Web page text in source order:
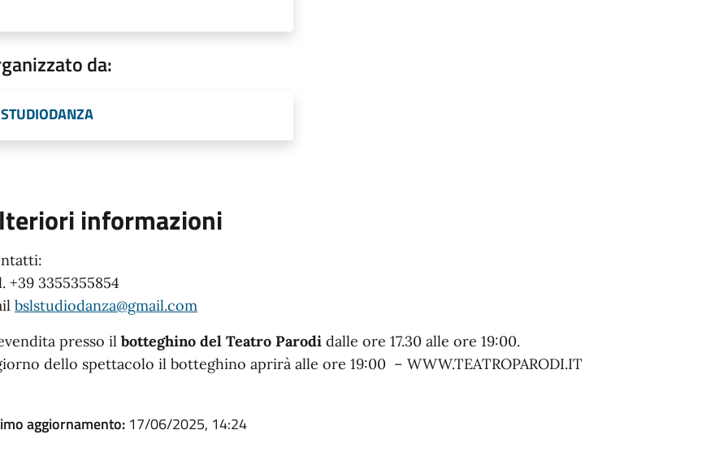
da:
STUDIODANZA
informazioni
+39 3355355854
bslstudiodanza@gmail.com
presso il botteghino del Teatro Parodi dalle ore 17.30 alle ore 19:00.
dello spettacolo il botteghino aprirà alle ore 19:00 – WWW.TEATROPARODI.IT
aggiornamento: 17/06/2025, 14:24